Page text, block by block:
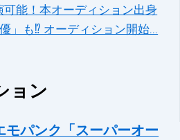
可能！本オーディション出身
」も⁉ オーディション開始...
ョン
モパンク「スーパーオー